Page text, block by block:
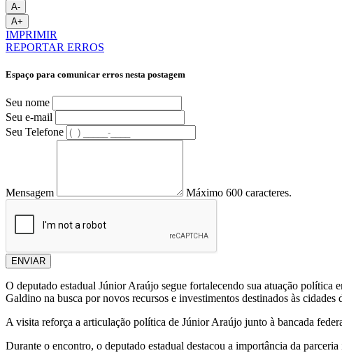
A-
A+
IMPRIMIR
REPORTAR ERROS
Espaço para comunicar erros nesta postagem
Seu nome
Seu e-mail
Seu Telefone
Mensagem Máximo 600 caracteres.
ENVIAR
O deputado estadual Júnior Araújo segue fortalecendo sua atuação política
Galdino na busca por novos recursos e investimentos destinados às cidades
A visita reforça a articulação política de Júnior Araújo junto à bancada
Durante o encontro, o deputado estadual destacou a importância da